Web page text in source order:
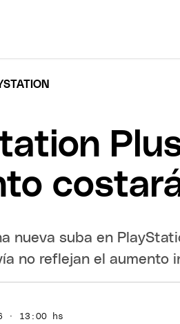
nueva suba en
no reflejan el aumento
· 13:00 hs